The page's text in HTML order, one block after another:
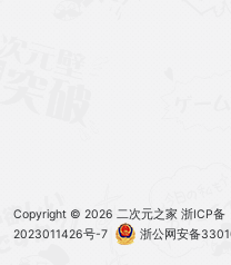
Copyright © 2026 二次元之家 浙ICP备
2023011426号-7
浙公网安备